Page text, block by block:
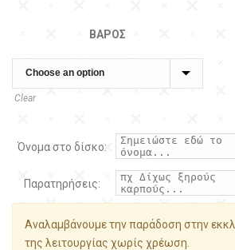
ΒΆΡΟΣ
Clear
Όνομα στο δίσκο:
Παρατηρήσεις:
Αναλαμβάνουμε την παράδοση στην
της λειτουργίας χωρίς χρέωση.